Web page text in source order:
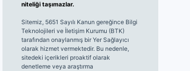
niteliği taşımazlar.
Sitemiz, 5651 Sayılı Kanun gereğince Bilgi
Teknolojileri ve İletişim Kurumu (BTK)
tarafından onaylanmış bir Yer Sağlayıcı
olarak hizmet vermektedir. Bu nedenle,
sitedeki içerikleri proaktif olarak
denetleme veya araştırma